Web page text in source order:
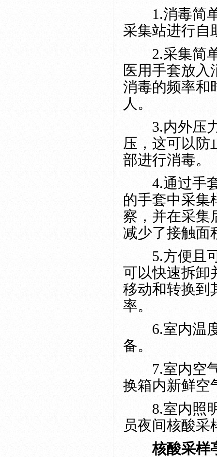
1.消毒简单
采集站进行自
2.采集简单
医用手套放
消毒的频率和
人。
3.内外压力
压，这可以防
部进行消毒。
4.通过手套
的手套中采集
察，并在采集
减少了接触面
5.方便且可
可以快速拆卸
移动和转换到
率。
6.室内温度
备。
7.室内空气
换箱内新鲜空
8.室内照明
员夜间核酸采
核酸采样